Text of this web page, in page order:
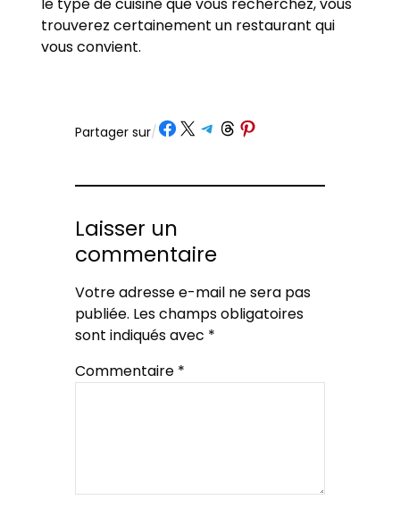
trouverez certainement un restaurant qui
vous convient.
Partager sur/ Partager sur Facebook
Partager sur X Partager sur Telegram
Partager sur Threads
Partager sur Pinterest
Laisser un
commentaire
Votre adresse e-mail ne sera pas
publiée. Les champs obligatoires
sont indiqués avec *
Commentaire *